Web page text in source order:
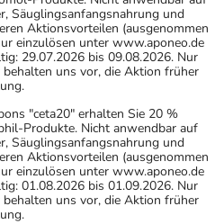
Säuglingsanfangsnahrung und
Aktionsvorteilen (ausgenommen
einzulösen unter www.aponeo.de
29.07.2026 bis 09.08.2026. Nur
uns vor, die Aktion früher
"ceta20" erhalten Sie 20 %
Produkte. Nicht anwendbar auf
Säuglingsanfangsnahrung und
Aktionsvorteilen (ausgenommen
einzulösen unter www.aponeo.de
01.08.2026 bis 01.09.2026. Nur
uns vor, die Aktion früher